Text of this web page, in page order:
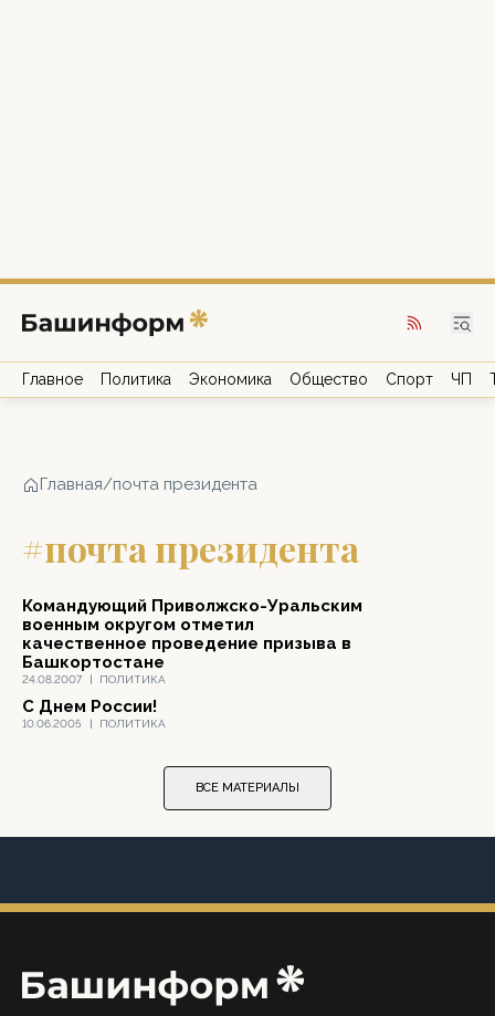
Главное Политика Экономика Общество Спорт ЧП
Главная/почта президента
#почта президента
24.08.2007 | ПОЛИТИКА
Командующий Приволжско-Уральским
военным округом отметил
качественное проведение призыва в
Башкортостане
10.06.2005 | ПОЛИТИКА
C Днем России!
ВСЕ МАТЕРИАЛЫ